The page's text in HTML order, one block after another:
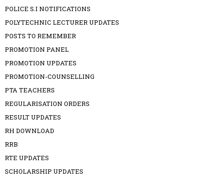
POLICE S.I NOTIFICATIONS
POLYTECHNIC LECTURER UPDATES
POSTS TO REMEMBER
PROMOTION PANEL
PROMOTION UPDATES
PROMOTION-COUNSELLING
PTA TEACHERS
REGULARISATION ORDERS
RESULT UPDATES
RH DOWNLOAD
RRB
RTE UPDATES
SCHOLARSHIP UPDATES